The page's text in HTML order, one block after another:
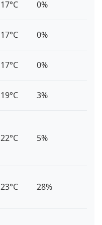
17°C 0%
17°C 0%
17°C 0%
19°C 3%
22°C 5%
23°C 28%